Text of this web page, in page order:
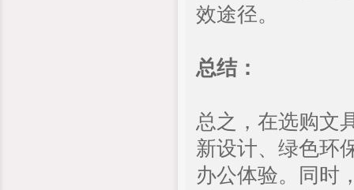
效途径。
总结：
总之，在选购文
新设计、绿色环
办公体验。同时